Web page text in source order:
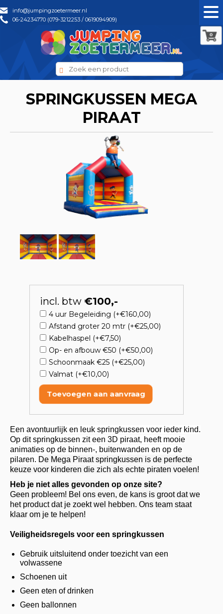
0
info@jumpingzoetermeer.nl
06-24234770 (079-3212253 / 0619094909)
SPRINGKUSSEN MEGA
PIRAAT
incl. btw €100,-
4 uur Begeleiding (+€160,00)
Afstand groter 20 mtr (+€25,00)
Kabelhaspel (+€7,50)
Op- en afbouw €50 (+€50,00)
Schoonmaak €25 (+€25,00)
Valmat (+€10,00)
Toevoegen aan aanvraag
Een avontuurlijk en leuk springkussen voor ieder kind.
Op dit springkussen zit een 3D piraat, heeft mooie
animaties op de binnen-, buitenwanden en op de
pilaren. De Mega Piraat springkussen is de perfecte
keuze voor kinderen die zich als echte piraten voelen!
Heb je niet alles gevonden op onze site?
Geen probleem! Bel ons even, de kans is groot dat we
het product dat je zoekt wel hebben. Ons team staat
klaar om je te helpen!
Veiligheidsregels voor een springkussen
Gebruik uitsluitend onder toezicht van een
volwassene
Schoenen uit
Geen eten of drinken
Geen ballonnen